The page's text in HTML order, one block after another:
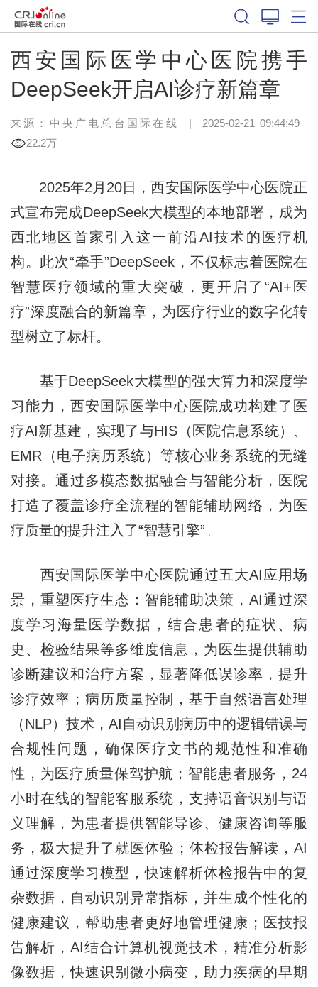
西安国际医学中心医院携手
DeepSeek开启AI诊疗新篇章
来源：中央广电总台国际在线 | 2025-02-21 09:44:49
22.2万
2025年2月20日，西安国际医学中心医院正
式宣布完成DeepSeek大模型的本地部署，成为
西北地区首家引入这一前沿AI技术的医疗机
构。此次“牵手”DeepSeek，不仅标志着医院在
智慧医疗领域的重大突破，更开启了“AI+医
疗”深度融合的新篇章，为医疗行业的数字化转
型树立了标杆。
基于DeepSeek大模型的强大算力和深度学
习能力，西安国际医学中心医院成功构建了医
疗AI新基建，实现了与HIS（医院信息系统）、
EMR（电子病历系统）等核心业务系统的无缝
对接。通过多模态数据融合与智能分析，医院
打造了覆盖诊疗全流程的智能辅助网络，为医
疗质量的提升注入了“智慧引擎”。
西安国际医学中心医院通过五大AI应用场
景，重塑医疗生态：智能辅助决策，AI通过深
度学习海量医学数据，结合患者的症状、病
史、检验结果等多维度信息，为医生提供辅助
诊断建议和治疗方案，显著降低误诊率，提升
诊疗效率；病历质量控制，基于自然语言处理
（NLP）技术，AI自动识别病历中的逻辑错误与
合规性问题，确保医疗文书的规范性和准确
性，为医疗质量保驾护航；智能患者服务，24
小时在线的智能客服系统，支持语音识别与语
义理解，为患者提供智能导诊、健康咨询等服
务，极大提升了就医体验；体检报告解读，AI
通过深度学习模型，快速解析体检报告中的复
杂数据，自动识别异常指标，并生成个性化的
健康建议，帮助患者更好地管理健康；医技报
告解析，AI结合计算机视觉技术，精准分析影
像数据，快速识别微小病变，助力疾病的早期